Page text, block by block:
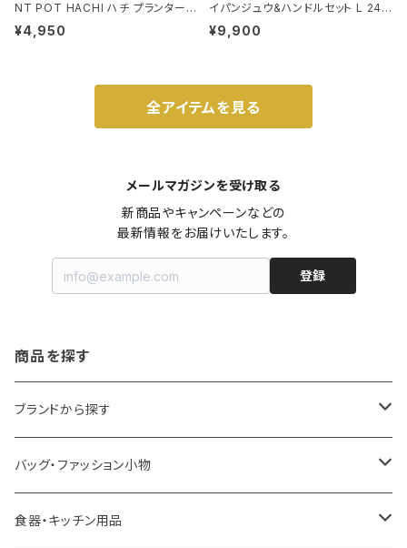
NT POT HACHI ハチ プランターポ
ット 3号 ブラック
¥4,950
イパンジュウ&ハンドルセット L 24c
m ガス火・IH対応 鉄フライパン ウォ
¥9,900
全アイテムを見る
メールマガジンを受け取る
新商品やキャンペーンなどの
最新情報をお届けいたします。
登録
商品を探す
ブランドから探す
LOQI
ideaco
バッグ・ファッション小物
エコバッグ
食器・キッチン用品